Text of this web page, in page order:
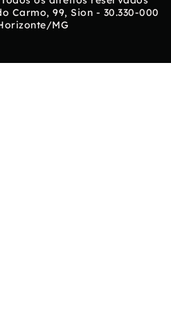
Carmo, 99, Sion - 30.330-000
MG